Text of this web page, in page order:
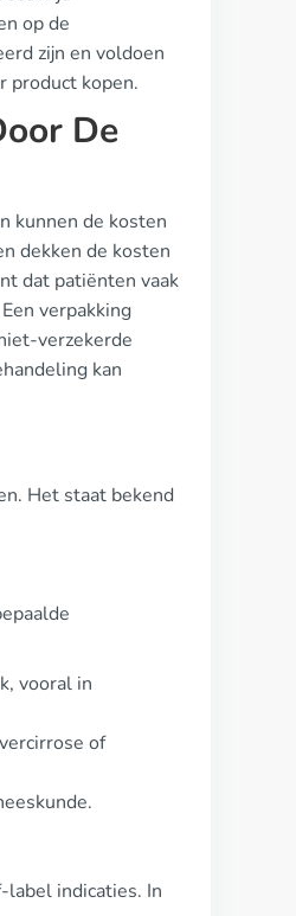
op de
zijn en voldoen
product kopen.
De
kunnen de kosten
dekken de kosten
dat patiënten vaak
verpakking
verzekerde
kan
Het staat bekend
vooral in
of
label indicaties. In